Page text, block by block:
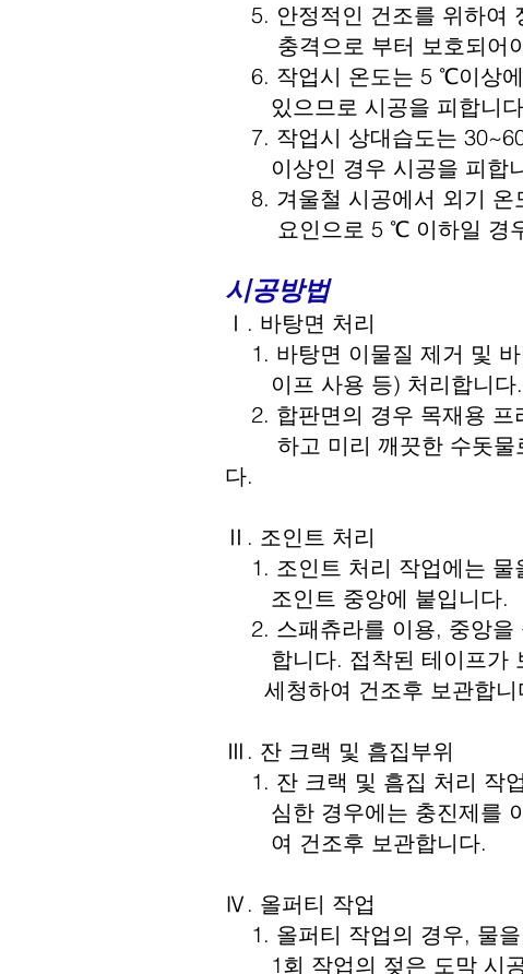
5. 안정적인 건조를 위하여
충격으로 부터 보호되어
6. 작업시 온도는 5 ℃이상
있으므로 시공을 피합니
7. 작업시 상대습도는
이상인 경우 시공을 피합
8. 겨울철 시공에서 외기 온
요인으로 5 ℃ 이하일 경우
시공방법
Ⅰ. 바탕면 처리
1. 바탕면 이물질 제거 및 바
이프 사용 등) 처리합니다.
2. 합판면의 경우 목재용 프
하고 미리 깨끗한 수돗물로
다.
Ⅱ. 조인트 처리
1. 조인트 처리 작업에는 물
조인트 중앙에 붙입니다.
2. 스패츄라를 이용, 중앙을
합니다. 접착된 테이프가
세청하여 건조후 보관합니
Ⅲ. 잔 크랙 및 흠집부위
1. 잔 크랙 및 흠집 처리 작
심한 경우에는 충진제를 이
여 건조후 보관합니다.
Ⅳ. 올퍼티 작업
1. 올퍼티 작업의 경우, 물을
1회 작업의 젖은 도막 시공